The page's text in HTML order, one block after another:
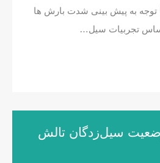
توجه به پیش بینی شدت بارش ها
اساس تجربیات سیل…
سیل‌زدگان تالش